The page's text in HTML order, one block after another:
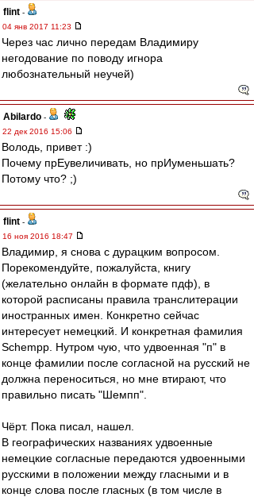
flint -
04 янв 2017 11:23
Через час лично передам Владимиру
негодование по поводу игнора
любознательный неучей)
Abilardo -
22 дек 2016 15:06
Володь, привет :)
Почему прЕувеличивать, но прИуменьшать?
Потому что? ;)
flint -
16 ноя 2016 18:47
Владимир, я снова с дурацким вопросом.
Порекомендуйте, пожалуйста, книгу
(желательно онлайн в формате пдф), в
которой расписаны правила транслитерации
иностранных имен. Конкретно сейчас
интересует немецкий. И конкретная фамилия
Schempp. Нутром чую, что удвоенная "п" в
конце фамилии после согласной на русский не
должна переноситься, но мне втирают, что
правильно писать "Шемпп".
Чёрт. Пока писал, нашел.
В географических названиях удвоенные
немецкие согласные передаются удвоенными
русскими в положении между гласными и в
конце слова после гласных (в том числе в